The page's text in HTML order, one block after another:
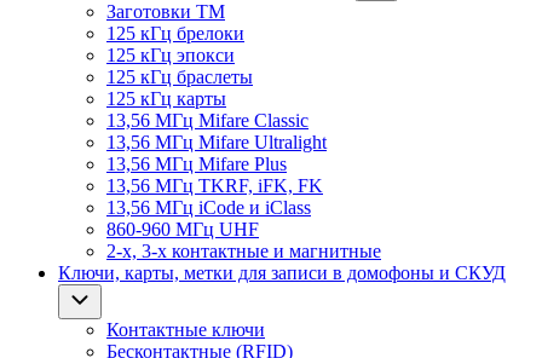
Заготовки ТМ
125 кГц брелоки
125 кГц эпокси
125 кГц браслеты
125 кГц карты
13,56 МГц Mifare Classic
13,56 МГц Mifare Ultralight
13,56 МГц Mifare Plus
13,56 МГц TKRF, iFK, FK
13,56 МГц iCode и iClass
860-960 МГц UHF
2-х, 3-х контактные и магнитные
Ключи, карты, метки для записи в домофоны и СКУД
Контактные ключи
Бесконтактные (RFID)